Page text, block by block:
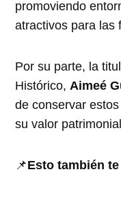
promoviendo
atractivos para las
Por su parte, la
Histórico, Aimeé
de conservar
su valor
📌Esto también